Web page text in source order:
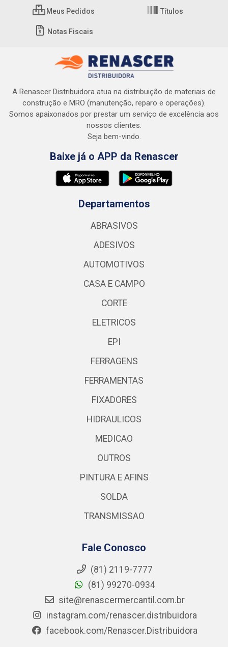
Meus Pedidos Títulos
Notas Fiscais
A Renascer Distribuidora atua na distribuição de materiais de
construção e MRO (manutenção, reparo e operações).
Somos apaixonados por prestar um serviço de excelência aos
nossos clientes.
Seja bem-vindo.
Baixe já o APP da Renascer
Departamentos
ABRASIVOS
ADESIVOS
AUTOMOTIVOS
CASA E CAMPO
CORTE
ELETRICOS
EPI
FERRAGENS
FERRAMENTAS
FIXADORES
HIDRAULICOS
MEDICAO
OUTROS
PINTURA E AFINS
SOLDA
TRANSMISSAO
Fale Conosco
(81) 2119-7777
(81) 99270-0934
site@renascermercantil.com.br
instagram.com/renascer.distribuidora
facebook.com/Renascer.Distribuidora